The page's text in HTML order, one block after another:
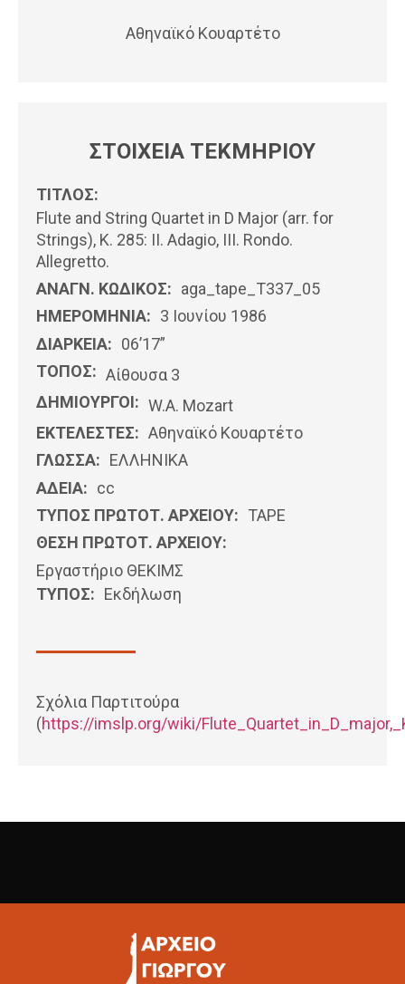
Αθηναϊκό Κουαρτέτο
ΣΤΟΙΧΕΙΑ ΤΕΚΜΗΡΙΟΥ
ΤΙΤΛΟΣ:
Flute and String Quartet in D Major (arr. for
Strings), K. 285: II. Adagio, III. Rondo.
Allegretto.
ΑΝΑΓΝ. ΚΩΔΙΚΟΣ: aga_tape_T337_05
ΗΜΕΡΟΜΗΝΊΑ: 3 Ιουνίου 1986
ΔΙΑΡΚΕΙΑ: 06’17”
ΤΟΠΟΣ: Αίθουσα 3
ΔΗΜΙΟΥΡΓΟΙ: W.A. Mozart
ΕΚΤΕΛΕΣΤΕΣ: Αθηναϊκό Κουαρτέτο
ΓΛΩΣΣΑ: ΕΛΛΗΝΙΚΆ
ΑΔΕΙΑ: cc
ΤΥΠΟΣ ΠΡΩΤΟΤ. ΑΡΧΕΙΟΥ: ΤΑΡΕ
ΘΕΣΗ ΠΡΩΤΟΤ. ΑΡΧΕΙΟΥ:
Εργαστήριο ΘΕΚΙΜΣ
ΤΥΠΟΣ: Εκδήλωση
Σχόλια Παρτιτούρα
(https://imslp.org/wiki/